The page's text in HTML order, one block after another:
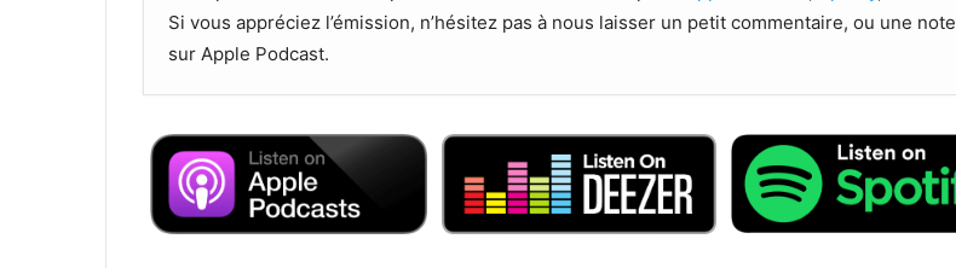
Si vous appréciez l’émission, n’hésitez pas à nous laisser un petit commentaire, ou une note
sur Apple Podcast.